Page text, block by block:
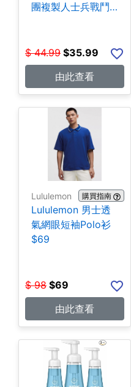
團複製人士兵戰鬥
$ 44.99 $35.99
由此查看
Lululemon 購買指南
Lululemon 男士透
氣網眼短袖Polo衫
$69
$ 98 $69
由此查看